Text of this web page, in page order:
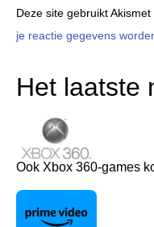
Deze site gebruikt
je reactie gegevens
Het laatste
Ook Xbox 360-games